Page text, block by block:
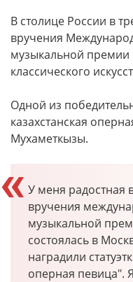
В столице России в
вручения
музыкальной премии
классического
Одной из
казахстанская
Мухаметкызы.
У меня радостная
вручения
музыкальной
состоялась в
наградили
оперная певица".